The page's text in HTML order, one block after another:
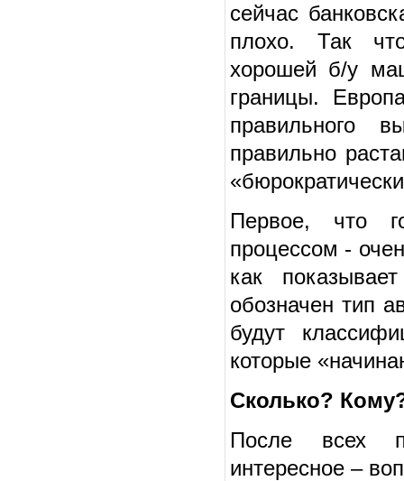
сейчас
плохо. Так
хорошей б/у
границы.
правильного
правильно
Первое, что
процессом -
как
обозначен тип
будут
которые
Сколько?
После всех
интересное –